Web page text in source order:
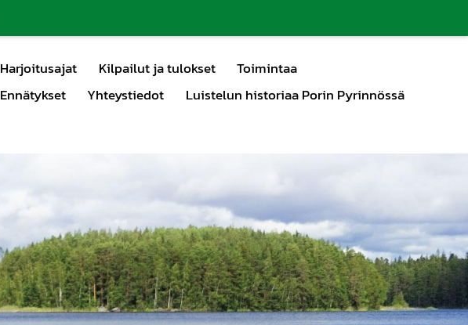
Harjoitusajat Kilpailut ja tulokset
Toimintaa
Ennätykset Yhteystiedot
Luistelun historiaa Porin Pyrinnössä